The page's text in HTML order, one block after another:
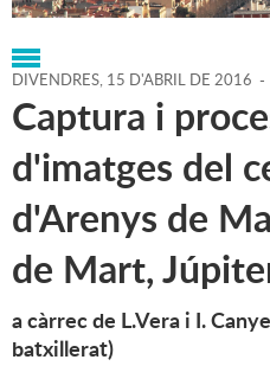
DIVENDRES, 15 D'ABRIL DE 2016 -
Captura i
d'imatges del
d'Arenys de
de Mart,
a càrrec de L.Vera i I.
batxillerat)